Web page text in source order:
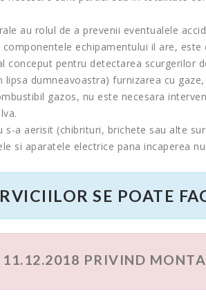
au rolul de a prevenii eventualele
echipamentului il are,
conceput pentru detectarea
dumneavoastra) furnizarea cu
gazos, nu este necesara
s-a aerisit (chibrituri, brichete sau alte
si aparatele electrice pana incaperea
SE POATE
PRIVIND